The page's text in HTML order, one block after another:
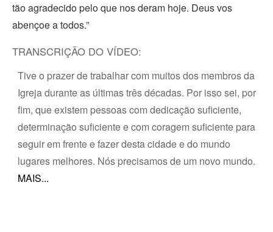
tão agradecido pelo que nos deram hoje. Deus vos
abençoe a todos.”
TRANSCRIÇÃO DO VÍDEO:
Tive o prazer de trabalhar com muitos dos membros da
Igreja durante as últimas três décadas. Por isso sei, por
fim, que existem pessoas com dedicação suficiente,
determinação suficiente e com coragem suficiente para
seguir em frente e fazer desta cidade e do mundo
lugares melhores. Nós precisamos de um novo mundo.